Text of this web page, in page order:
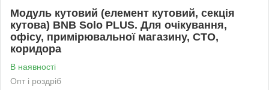
Модуль кутовий (елемент кутовий, секція
кутова) BNB Solo PLUS. Для очікування,
офісу, примірювальної магазину, СТО,
коридора
В наявності
Опт і роздріб